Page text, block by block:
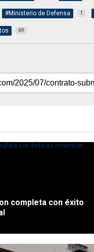
#Ministerio de Defensa 1
69
completa con éxito